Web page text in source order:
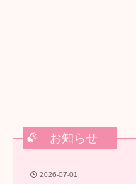
お知らせ
2026-07-01